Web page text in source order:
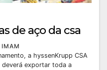
de aço da csa
IMAM
a hyssenKrupp CSA
deverá exportar toda a